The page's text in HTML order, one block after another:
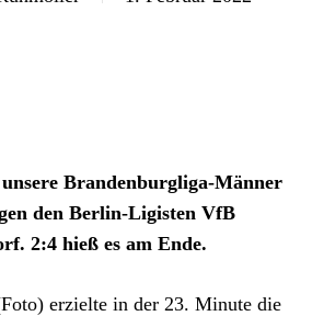
Brandenburgliga-Männer
den Berlin-Ligisten VfB
2:4 hieß es am Ende.
erzielte in der 23. Minute die